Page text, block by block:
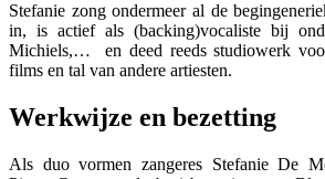
Stefanie zong ondermeer al de
in, is actief als (backing)vocaliste bij
Michiels,… en deed reeds studiowerk
films en tal van andere artiesten.
Werkwijze en bezetting
Als duo vormen zangeres Stefanie De